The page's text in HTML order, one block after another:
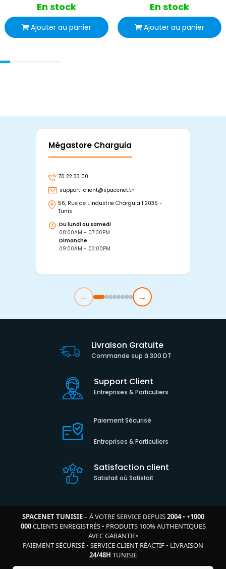
En stock
Ajouter au panier
En stock
Ajouter au panier
Mégastore Charguia
70 22 33 00
support-client@spacenet.tn
56, Rue de L'industrie Charguia I 2035 -
Tunis
Du lundi au samedi
08:00AM - 07:00PM
Dimanche
09:00AM - 03:00PM
← →
Livraison Gratuite
Commande sup à 300 DT
Support Client
Entreprises & Particuliers
Paiement Sécurisé
Entreprises & Particuliers
Satisfaction client
Satisfait où Satisfait
SPACENET TUNISIE– À VOTRE SERVICE DEPUIS2004• +1000
000CLIENTS ENREGISTRÉS• PRODUITS 100% AUTHENTIQUES
AVEC GARANTIE•
PAIEMENT SÉCURISÉ • SERVICE CLIENT RÉACTIF • LIVRAISON
24/48H TUNISIE